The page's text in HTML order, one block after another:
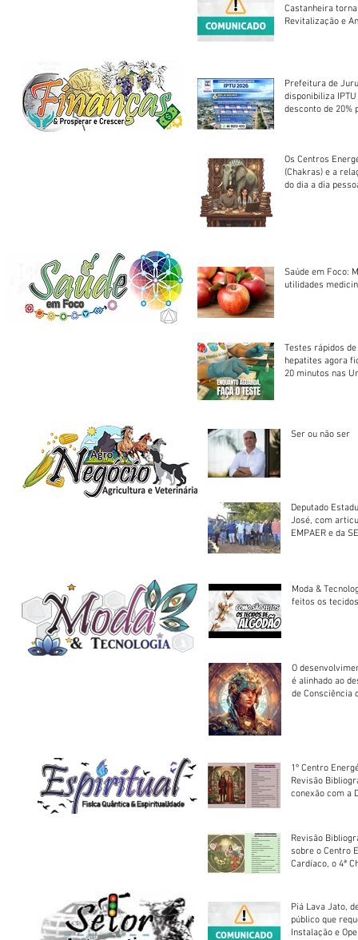
Castanheira
Revitalização e
Prefeitura de
disponibiliza
desconto de 20%
Os Centros
(Chakras) e a
do dia a dia
Saúde em Foco:
utilidades
Testes rápidos
hepatites agora
20 minutos nas
Ser ou não ser
Deputado
José, com
EMPAER e da
Moda &
feitos os
O
é alinhado ao
de Consciência
1º Centro
Revisão
conexão com a
Revisão
sobre o Centro
Cardíaco, o 4ª
Piá Lava Jato,
público que
Instalação e